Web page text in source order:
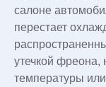
салоне
перестает
утечкой фреона,
температуры